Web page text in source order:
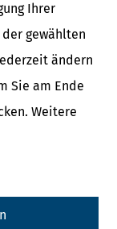
Ihrer
gewählten
ändern
Sie am Ende
Weitere
plus 2 €.